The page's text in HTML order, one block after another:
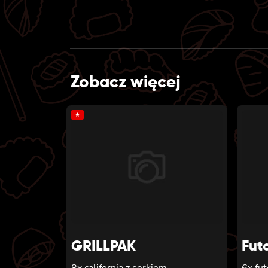
Zobacz więcej
★
GRILLPAK